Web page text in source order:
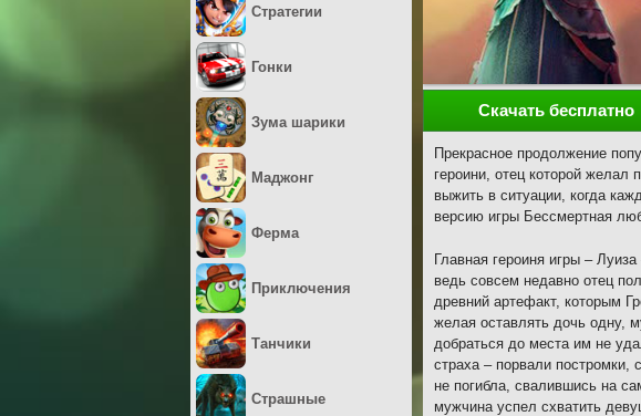
Скачать бесплатно
Прекрасное продолжение
героини, отец которой желал
выжить в ситуации, когда
версию игры Бессмертная
Главная героиня игры –
ведь совсем недавно отец
древний артефакт, которым
желая оставлять дочь одну,
добраться до места им не
страха – порвали постромки,
не погибла, свалившись на
мужчина успел схватить
Стратегии
Гонки
Зума шарики
Маджонг
Ферма
Приключения
Танчики
Страшные